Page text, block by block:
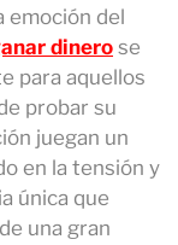
emoción del
dinero se
para aquellos
probar su
juegan un
en la tensión y
única que
una gran